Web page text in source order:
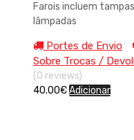
Farois incluem
lâmpadas
Portes de Envio
Sobre Trocas /
(0 reviews)
40.00€Adicionar